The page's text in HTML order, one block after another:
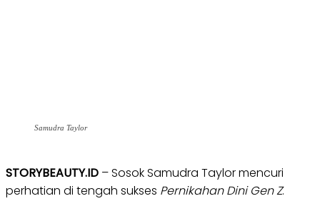
Samudra Taylor
STORYBEAUTY.ID – Sosok Samudra Taylor mencuri
perhatian di tengah sukses Pernikahan Dini Gen Z.